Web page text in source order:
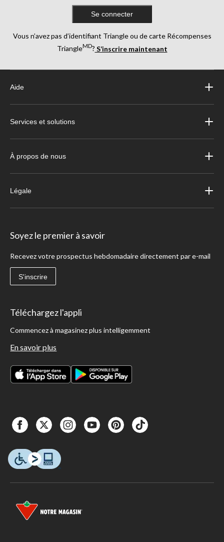
Se connecter
Vous n’avez pas d’identifiant Triangle ou de carte Récompenses
TriangleMD? S’inscrire maintenant
Aide
Services et solutions
À propos de nous
Légale
Soyez le premier à savoir
Recevez votre prospectus hebdomadaire directement par e-mail
S'inscrire
Téléchargez l'appli
Commencez à magasinez plus intelligemment
En savoir plus